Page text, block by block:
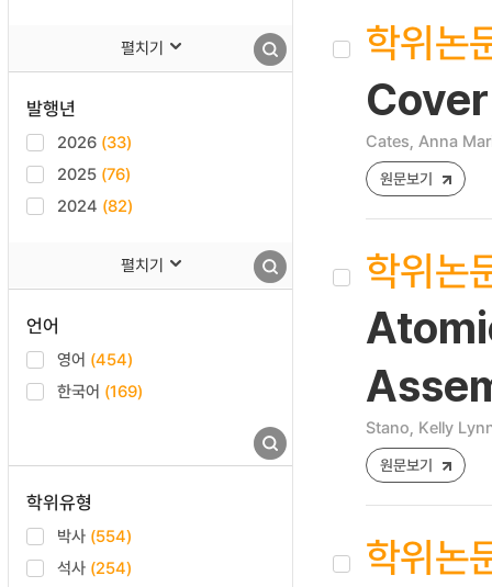
펼치기
발행년
2026 (33)
2025 (76)
2024 (82)
펼치기
언어
영어 (454)
한국어 (169)
학위유형
박사 (554)
석사 (254)
학위논
Cates, Anna
원문보기
학위논
Stano, Kelly
원문보기
학위논